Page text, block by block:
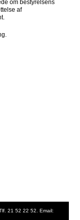
om bestyrelsens
af
21 52 22 52. Email: